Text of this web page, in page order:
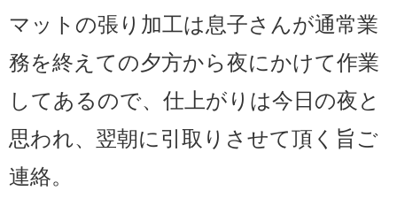
マットの張り加工は息子さんが通常業
務を終えての夕方から夜にかけて作業
してあるので、仕上がりは今日の夜と
思われ、翌朝に引取りさせて頂く旨ご
連絡。